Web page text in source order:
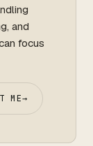
and
focus
ME→